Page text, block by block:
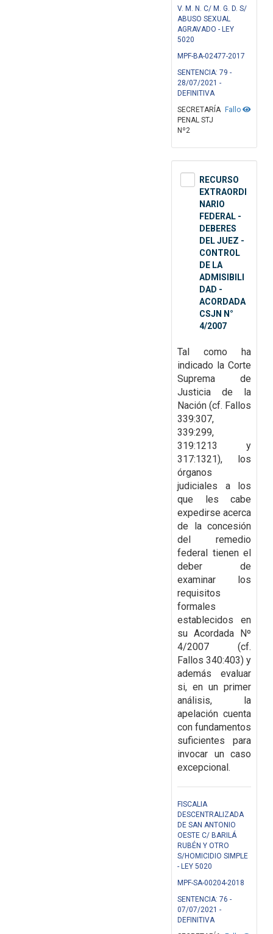
V. M. N. C/ M. G. D. S/
ABUSO SEXUAL
AGRAVADO - LEY
5020
MPF-BA-02477-2017
SENTENCIA: 79 -
28/07/2021 -
DEFINITIVA
Fallo
SECRETARÍA
PENAL STJ
Nº2
RECURSO
EXTRAORDI
NARIO
FEDERAL -
DEBERES
DEL JUEZ -
CONTROL
DE LA
ADMISIBILI
DAD -
ACORDADA
CSJN N°
4/2007
Tal como ha
indicado la Corte
Suprema de
Justicia de la
Nación (cf. Fallos
339:307,
339:299,
319:1213 y
317:1321), los
órganos
judiciales a los
que les cabe
expedirse acerca
de
la concesión
del remedio
federal tienen el
deber de
examinar los
requisitos
formales
establecidos en
su Acordada Nº
4/2007 (cf.
Fallos 340:403) y
además evaluar
si, en un primer
análisis, la
apelación cuenta
con fundamentos
suficientes para
invocar un caso
excepcional.
FISCALIA
DESCENTRALIZADA
DE SAN ANTONIO
OESTE C/ BARILÁ
RUBÉN Y OTRO
S/HOMICIDIO SIMPLE
- LEY 5020
MPF-SA-00204-2018
SENTENCIA: 76 -
07/07/2021 -
DEFINITIVA